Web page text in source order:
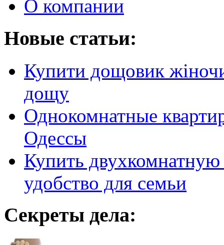
О компании
Новые статьи:
Купити дощовик
дощу
Однокомнатные
Одессы
Купить
удобство для семьи
Секреты дела: